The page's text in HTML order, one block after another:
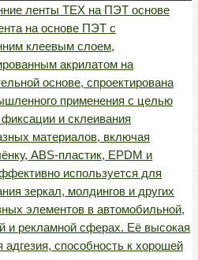
ленты TEX на ПЭТ основе
на основе ПЭТ с
клеевым слоем,
акрилатом на
основе, спроектирована
применения с целью
и склеивания
материалов, включая
ABS-пластик, EPDM и
используется для
зеркал, молдингов и других
элементов в автомобильной,
и рекламной сферах. Её высокая
адгезия, способность к хорошей